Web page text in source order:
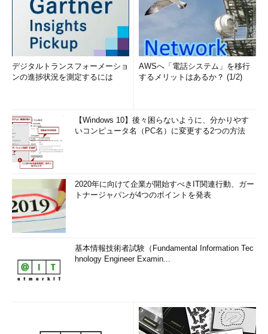
デジタルトランスフォーメーショ
ンの進捗状況を測定するには
AWSへ「電話システム」を移行
するメリットはあるか？ (1/2)
【Windows 10】後々困らないように、分かりやす
いコンピュータ名（PC名）に変更する2つの方法
2020年に向けて企業が開始すべきIT関連行動、ガー
トナージャパンが4つのポイントを発表
基本情報技術者試験（Fundamental Information Tec
hnology Engineer Examin...